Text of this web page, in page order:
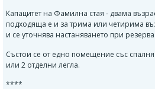
Капацитет на Фамилна стая - двама
подходяща е и за трима или четирима
и се уточнява настаняването при
Състои се от едно помещение със
или 2 отделни легла.
****